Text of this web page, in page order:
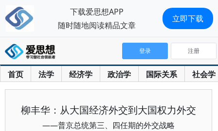
首页 法学 经济学 政治学 国际关系 社会学
登录 注册
柳丰华：从大国经济外交到大国权力外交
——普京总统第三、四任期的外交战略
下载爱思想APP
随时随地阅读精品文章
立即下载